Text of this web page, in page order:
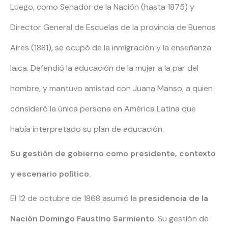
Luego, como Senador de la Nación (hasta 1875) y
Director General de Escuelas de la provincia de Buenos
Aires (1881), se ocupó de la inmigración y la enseñanza
laica. Defendió la educación de la mujer a la par del
hombre, y mantuvo amistad con Juana Manso, a quien
consideró la única persona en América Latina que
había interpretado su plan de educación.
Su gestión de gobierno como presidente, contexto
y escenario político.
El 12 de octubre de 1868 asumió la presidencia de la
Nación Domingo Faustino Sarmiento. Su gestión de